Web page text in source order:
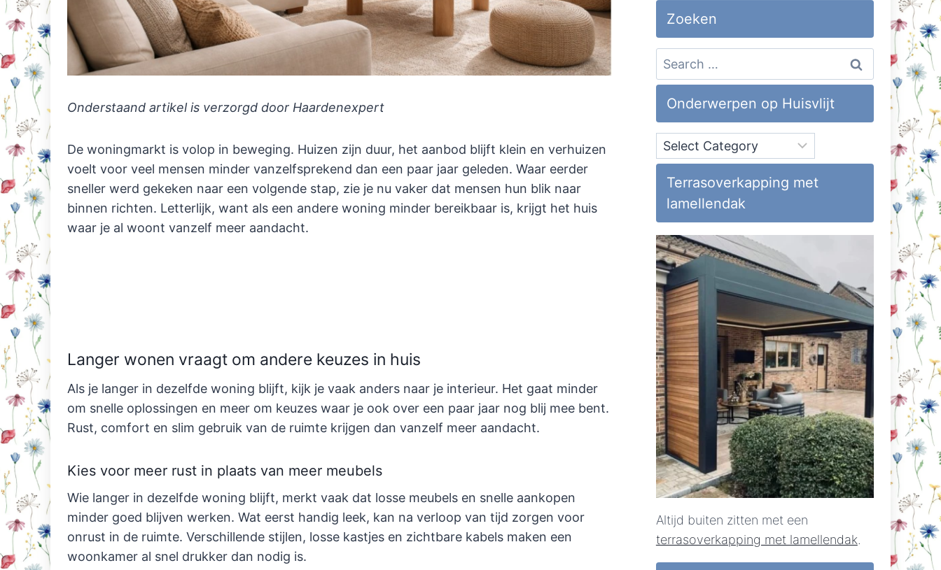
Onderstaand artikel is verzorgd door Haardenexpert
De woningmarkt is volop in beweging. Huizen zijn duur, het aanbod blijft klein en verhuizen
voelt voor veel mensen minder vanzelfsprekend dan een paar jaar geleden. Waar eerder
sneller werd gekeken naar een volgende stap, zie je nu vaker dat mensen hun blik naar
binnen richten. Letterlijk, want als een andere woning minder bereikbaar is, krijgt het huis
waar je al woont vanzelf meer aandacht.
Langer wonen vraagt om andere keuzes in huis
Als je langer in dezelfde woning blijft, kijk je vaak anders naar je interieur. Het gaat minder
om snelle oplossingen en meer om keuzes waar je ook over een paar jaar nog blij mee bent.
Rust, comfort en slim gebruik van de ruimte krijgen dan vanzelf meer aandacht.
Kies voor meer rust in plaats van meer meubels
Wie langer in dezelfde woning blijft, merkt vaak dat losse meubels en snelle aankopen
minder goed blijven werken. Wat eerst handig leek, kan na verloop van tijd zorgen voor
onrust in de ruimte. Verschillende stijlen, losse kastjes en zichtbare kabels maken een
woonkamer al snel drukker dan nodig is.
Zoeken
Search
for:
Onderwerpen op Huisvlijt
Onderwerpen
op
Huisvlijt
Terrasoverkapping met
lamellendak
Altijd buiten zitten met een
terrasoverkapping met lamellendak.